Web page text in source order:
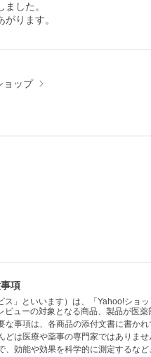
した。
ります。
ョップ
項
ス」といいます）は、「Yahoo!シ
ューの対象となる商品、製品が医
な事項は、各商品の添付文書に書か
は医療や薬事の専門家ではありませ
効能や効果を科学的に測定するな